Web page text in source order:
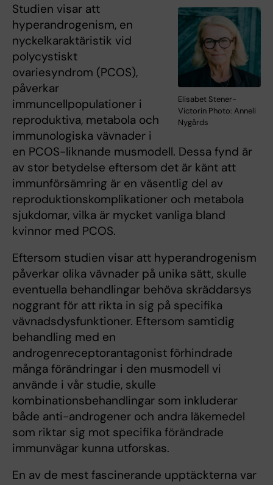
Elisabet Stener-
Victorin Photo: Anneli
Nygårds
Studien visar att
hyperandrogenism, en
nyckelkaraktäristik vid
polycystiskt
ovariesyndrom (PCOS),
påverkar
immuncellpopulationer i
reproduktiva, metabola och
immunologiska vävnader i
en PCOS-liknande musmodell. Dessa fynd är
av stor betydelse eftersom det är känt att
immunförsämring är en väsentlig del av
reproduktionskomplikationer och metabola
sjukdomar, vilka är mycket vanliga bland
kvinnor med PCOS.
Eftersom studien visar att hyperandrogenism
påverkar olika vävnader på unika sätt, skulle
eventuella behandlingar behöva skräddarsys
noggrant för att rikta in sig på specifika
vävnadsdysfunktioner. Eftersom samtidig
behandling med en
androgenreceptorantagonist förhindrade
många förändringar i den musmodell vi
använde i vår studie, skulle
kombinationsbehandlingar som inkluderar
både anti-androgener och andra läkemedel
som riktar sig mot specifika förändrade
immunvägar kunna utforskas.
En av de mest fascinerande upptäckterna var